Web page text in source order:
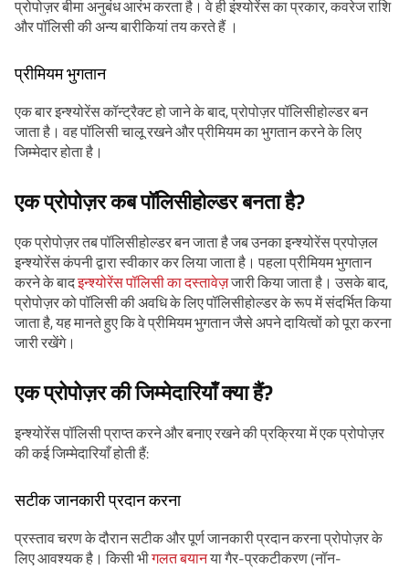
प्रोपोज़र बीमा अनुबंध आरंभ करता है। वे ही इंश्योरेंस का प्रकार, कवरेज राशि
और पॉलिसी की अन्य बारीकियां तय करते हैं ।
प्रीमियम भुगतान
एक बार इन्श्योरेंस कॉन्ट्रैक्ट हो जाने के बाद, प्रोपोज़र पॉलिसीहोल्डर बन
जाता है। वह पॉलिसी चालू रखने और प्रीमियम का भुगतान करने के लिए
जिम्मेदार होता है।
एक प्रोपोज़र कब पॉलिसीहोल्डर बनता है?
एक प्रोपोज़र तब पॉलिसीहोल्डर बन जाता है जब उनका इन्श्योरेंस प्रपोज़ल
इन्श्योरेंस कंपनी द्वारा स्वीकार कर लिया जाता है। पहला प्रीमियम भुगतान
करने के बादइन्श्योरेंस पॉलिसी का दस्तावेज़जारी किया जाता है। उसके बाद,
प्रोपोज़र को पॉलिसी की अवधि के लिए पॉलिसीहोल्डर के रूप में संदर्भित किया
जाता है, यह मानते हुए कि वे प्रीमियम भुगतान जैसे अपने दायित्वों को पूरा करना
जारी रखेंगे।
एक प्रोपोज़र की जिम्मेदारियाँ क्या हैं?
इन्श्योरेंस पॉलिसी प्राप्त करने और बनाए रखने की प्रक्रिया में एक प्रोपोज़र
की कई जिम्मेदारियाँ होती हैं:
सटीक जानकारी प्रदान करना
प्रस्ताव चरण के दौरान सटीक और पूर्ण जानकारी प्रदान करना प्रोपोज़र के
लिए आवश्यक है। किसी भीगलत बयानया गैर-प्रकटीकरण (नॉन-